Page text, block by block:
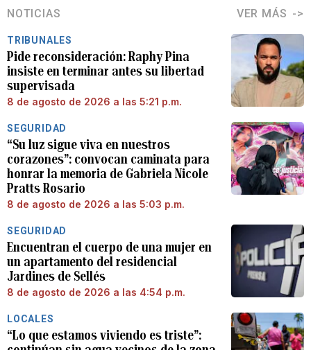
NOTICIAS VER MÁS
TRIBUNALES
Pide reconsideración: Raphy Pina
insiste en terminar antes su libertad
supervisada
8 de agosto de 2026 a las 5:21 p.m.
SEGURIDAD
“Su luz sigue viva en nuestros
corazones”: convocan caminata para
honrar la memoria de Gabriela Nicole
Pratts Rosario
8 de agosto de 2026 a las 5:03 p.m.
SEGURIDAD
Encuentran el cuerpo de una mujer en
un apartamento del residencial
Jardines de Sellés
8 de agosto de 2026 a las 4:54 p.m.
LOCALES
“Lo que estamos viviendo es triste”: